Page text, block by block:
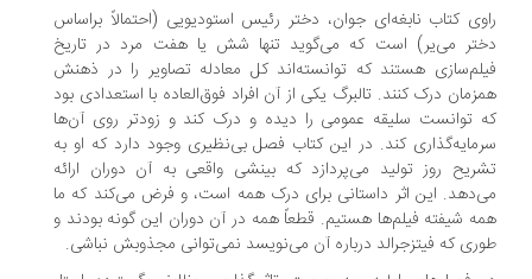
کتاب نابغه‌ای جوان، دختر رئیس استودیویی (احتمالاً براساس
می‌یر) است که می‌گوید تنها شش یا هفت مرد در تاریخ
هستند که توانسته‌اند کل معادله تصاویر را در ذهنش
درک کنند. تالبرگ یکی از آن افراد فوق‌العاده با استعدادی بود
توانست سلیقه عمومی را دیده و درک کند و زودتر روی آن‌ها
کند. در این کتاب فصل بی‌نظیری وجود دارد که او به
روز تولید می‌پردازد که بینشی واقعی به آن دوران ارائه
این اثر داستانی برای درک همه است، و فرض می‌کند که ما
شیفته فیلم‌ها هستیم. قطعاً همه در آن دوران این گونه بودند و
که فیتزجرالد درباره آن می‌نویسد نمی‌توانی مجذوبش نباشی.